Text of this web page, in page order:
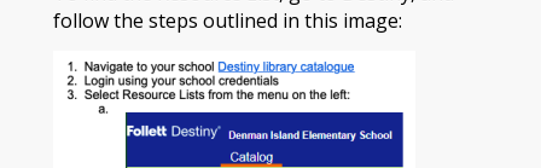
follow the steps outlined in this image: